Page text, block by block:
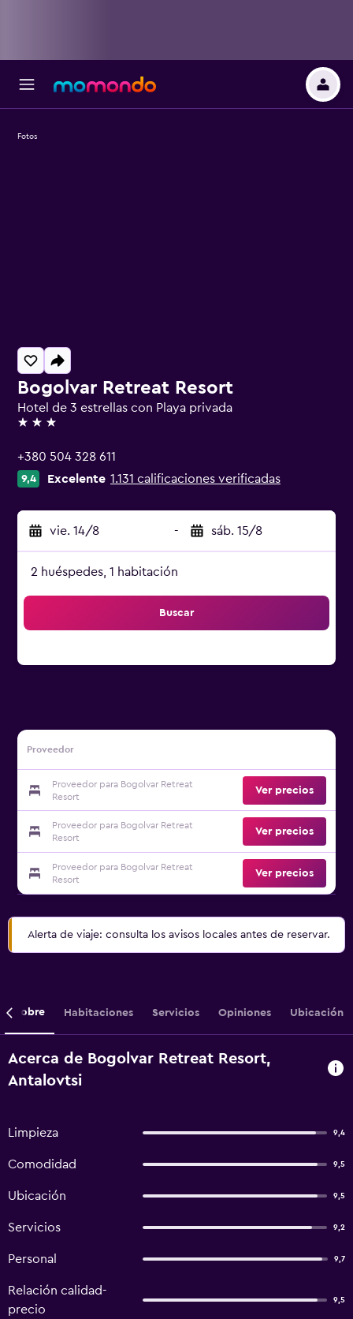
Bogolvar Retreat Resort
Hotel de 3 estrellas con Playa privada
3 estrellas
+380 504 328 611
9,4 Excelente 1.131 calificaciones verificadas
vie. 14/8 - sáb. 15/8
2 huéspedes, 1 habitación
Buscar
Proveedor
Proveedor para Bogolvar Retreat
Resort
Ver precios
Proveedor para Bogolvar Retreat
Resort
Ver precios
Proveedor para Bogolvar Retreat
Resort
Ver precios
Fotos
Alerta de viaje: consulta los avisos locales antes de reservar.
Sobre Habitaciones Servicios Opiniones Ubicación
Acerca de Bogolvar Retreat Resort,
Antalovtsi
Limpieza 9,4
Comodidad 9,5
Ubicación 9,5
Servicios 9,2
Personal 9,7
Relación calidad-
precio
9,5